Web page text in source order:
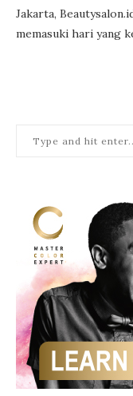
Jakarta,
memasuki hari yang